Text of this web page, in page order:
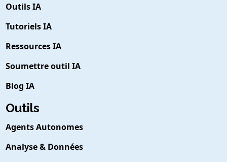
Outils IA
Tutoriels IA
Ressources IA
Soumettre outil IA
Blog IA
Outils
Agents Autonomes
Analyse & Données